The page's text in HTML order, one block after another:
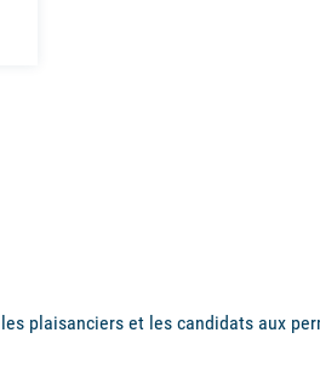
plaisanciers et les candidats aux